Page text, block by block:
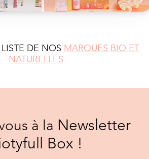
DE NOS MARQUES BIO ET
NATURELLES
à la Newsletter
Box !